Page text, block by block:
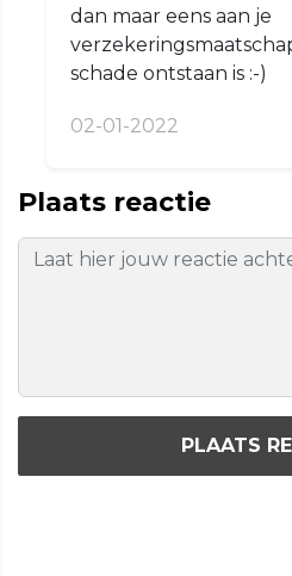
dan maar eens aan je
schade ontstaan is :-)
02-01-2022
Plaats reactie
PLAATS